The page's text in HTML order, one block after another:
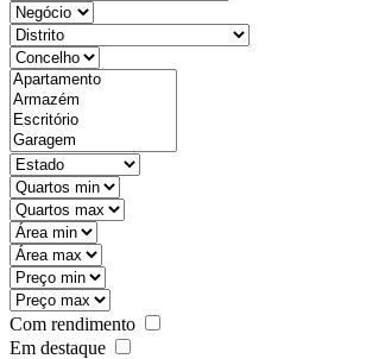
Com rendimento
Em destaque